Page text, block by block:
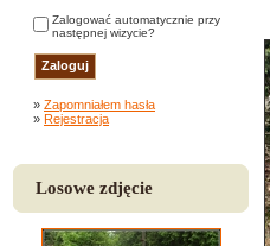
Zalogować automatycznie przy
następnej wizycie?
» Zapomniałem hasła
» Rejestracja
Losowe zdjęcie